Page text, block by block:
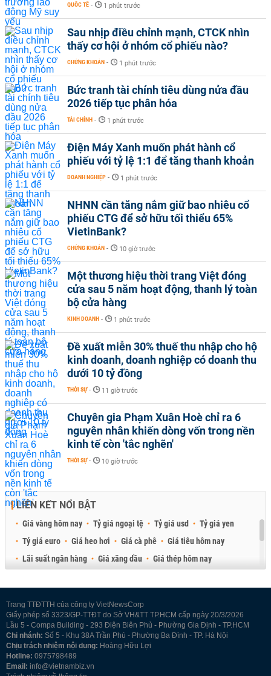
QUỐC TẾ - 1 phút trước
Sau nhịp điều chỉnh mạnh, CTCK nhìn
thấy cơ hội ở nhóm cổ phiếu nào?
CHỨNG KHOÁN - 1 phút trước
Bức tranh tài chính tiêu dùng nửa đầu
2026 tiếp tục phân hóa
TÀI CHÍNH - 1 phút trước
Điện Máy Xanh muốn phát hành cổ
phiếu với tỷ lệ 1:1 để tăng thanh khoản
DOANH NGHIỆP - 1 phút trước
NHNN cần tăng nắm giữ bao nhiêu cổ
phiếu CTG để sở hữu tối thiểu 65%
VietinBank?
CHỨNG KHOÁN - 10 giờ trước
Một thương hiệu thời trang Việt đóng
cửa sau 5 năm hoạt động, thanh lý toàn
bộ cửa hàng
KINH DOANH - 1 phút trước
Đề xuất miễn 30% thuế thu nhập cho hộ
kinh doanh, doanh nghiệp có doanh thu
dưới 10 tỷ đồng
THỜI SỰ - 11 giờ trước
Chuyên gia Phạm Xuân Hoè chỉ ra 6
nguyên nhân khiến dòng vốn trong nền
kinh tế còn 'tắc nghẽn'
THỜI SỰ - 10 giờ trước
LIÊN KẾT NỔI BẬT
Giá vàng hôm nay Tỷ giá ngoại tệ Tỷ giá usd
Tỷ giá yen
Tỷ giá euro
Giá heo hơi Giá cà phê
Giá tiêu hôm nay
Lãi suất ngân hàng
Giá xăng dầu
Giá thép hôm nay
Trang TTĐTTH của công ty VietNewsCorp
Giấy phép số 3323/GP-TTĐT do Sở VH&TT TP.HCM cấp ngày 20/3/2026
Lầu 5 - Compa Building - 293 Điện Biên Phủ - Phường Gia Định - TP.HCM
Chi nhánh: Số 5 - Khu 38A Trần Phú - Phường Ba Đình - TP. Hà Nội
Chịu trách nhiệm nội dung: Hoàng Hữu Lợi
Hotline: 0975798489
Email: info@vietnambiz.vn